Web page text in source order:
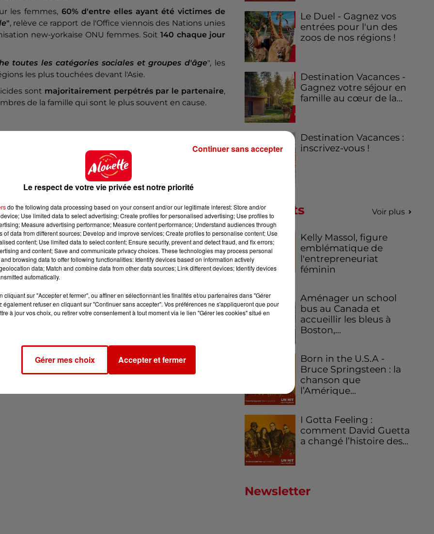
les femmes, 60% d'entre elles ayant été victimes de
", relève ce rapport de l'Office viennois des Nations unies
new-yorkaise ONU femmes. Soit140 chaque jour
toutes les catégories sociales et groupes d'âge", les
les plus touchées devant l'Asie.
sont majoritairement perpétrés par le partenaire,
de la famille qui sont le plus souvent en cause.
à un niveau alarmant"
leur mort des violences physiques, sexuelles ou
certains pays, dont la France. "
l'étude, par exemple par "
des mesures d'injonction
le taux de féminicides a stagné ou décliné
quecette forme de violence "est enracinée dans les
l'ONUDC qui a analysé les chiffres recueillis dans 107
féminicides se maintiennent à un niveau alarmant",
", selon la directrice d'ONU Femmes, Sima Bahous, citée
l'arsenal législatif et à mieux collecter les données
des violences faites aux femmes. C'est le cas
Saint-Nazaire, Limoges et Poitiers
Le Duel - Gagnez vos
entrées pour l'un des
zoos de nos régions !
Destination Vacances -
Gagnez votre séjour en
famille au cœur de la...
Destination Vacances :
inscrivez-vous !
Podcasts Voir plus
Kelly Massol, figure
emblématique de
l'entrepreneuriat
féminin
Aménager un school
bus au Canada et
accueillir les bleus à
Boston,...
Born in the U.S.A -
Bruce Springsteen : la
chanson que
l’Amérique...
I Gotta Feeling :
comment David Guetta
a changé l’histoire des...
Newsletter
Le respect de votre vie privée est notre priorité
do the following data processing based on your consent and/or our legitimate interest: Store and/or
Use limited data to select advertising; Create profiles for personalised advertising; Use profiles to
Measure advertising performance; Measure content performance; Understand audiences through
of data from different sources; Develop and improve services; Create profiles to personalise content; Use
content; Use limited data to select content; Ensure security, prevent and detect fraud, and fix errors;
and content; Save and communicate privacy choices. These technologies may process personal
browsing data to offer following functionalities: Identify devices based on information actively
data; Match and combine data from other data sources; Link different devices; Identify devices
automatically.
cliquant sur "Accepter et fermer", ou affiner en sélectionnant les finalités et/ou partenaires dans "Gérer
également refuser en cliquant sur "Continuer sans accepter". Vos préférences ne s'appliqueront que pour
à jour vos choix, ou retirer votre consentement à tout moment via le lien "Gérer les cookies" situé en
Gérer mes choix Accepter et fermer
Continuer sans accepter